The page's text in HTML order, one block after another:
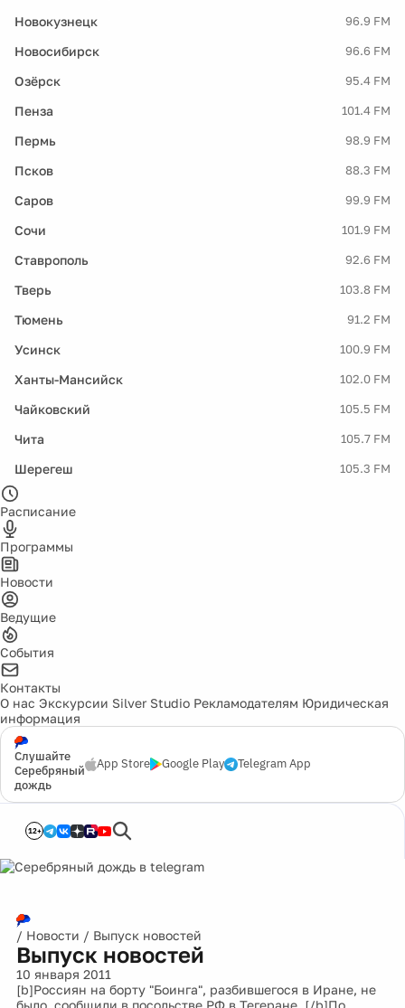
Новокузнецк 96.9 FM
Новосибирск 96.6 FM
Озёрск 95.4 FM
Пенза 101.4 FM
Пермь 98.9 FM
Псков 88.3 FM
Саров 99.9 FM
Сочи 101.9 FM
Ставрополь 92.6 FM
Тверь 103.8 FM
Тюмень 91.2 FM
Усинск 100.9 FM
Ханты-Мансийск 102.0 FM
Чайковский 105.5 FM
Чита 105.7 FM
Шерегеш 105.3 FM
Расписание
Программы
Новости
Ведущие
События
Контакты
О нас Экскурсии Silver Studio Рекламодателям Юридическая
информация
Слушайте
Серебряный
дождь
App Store Google Play Telegram App
12+
/ Новости / Выпуск новостей
Выпуск новостей
10 января 2011
[b]Россиян на борту "Боинга", разбившегося в Иране, не